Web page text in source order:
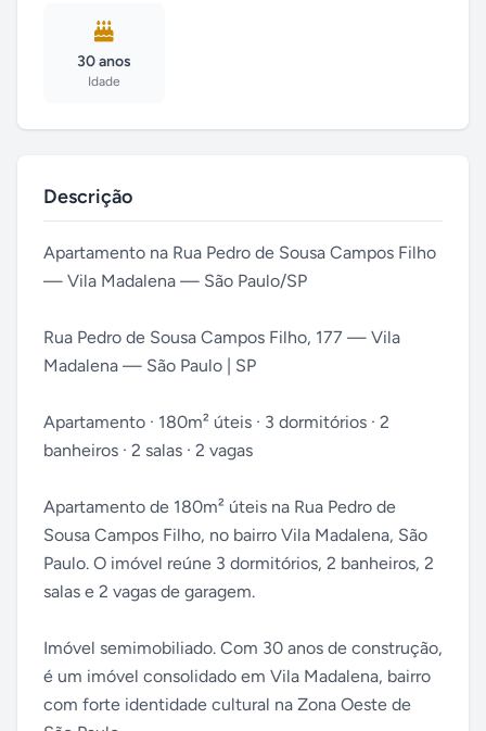
30 anos
Idade
Descrição
Apartamento na Rua Pedro de Sousa Campos Filho
— Vila Madalena — São Paulo/SP
Rua Pedro de Sousa Campos Filho, 177 — Vila
Madalena — São Paulo | SP
Apartamento · 180m² úteis · 3 dormitórios · 2
banheiros · 2 salas · 2 vagas
Apartamento de 180m² úteis na Rua Pedro de
Sousa Campos Filho, no bairro Vila Madalena, São
Paulo. O imóvel reúne 3 dormitórios, 2 banheiros, 2
salas e 2 vagas de garagem.
Imóvel semimobiliado. Com 30 anos de construção,
é um imóvel consolidado em Vila Madalena, bairro
com forte identidade cultural na Zona Oeste de